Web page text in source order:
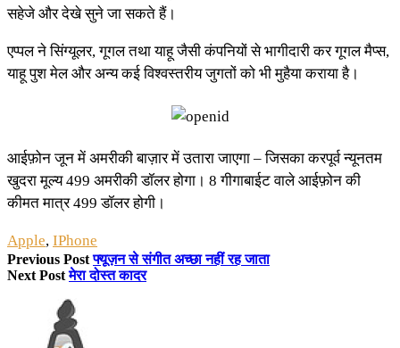
सहेजे और देखे सुने जा सकते हैं।
एप्पल ने सिंग्यूलर, गूगल तथा याहू जैसी कंपनियों से भागीदारी कर गूगल मैप्स,
याहू पुश मेल और अन्य कई विश्वस्तरीय जुगतों को भी मुहैया कराया है।
आईफ़ोन जून में अमरीकी बाज़ार में उतारा जाएगा – जिसका करपूर्व न्यूनतम
खुदरा मूल्य 499 अमरीकी डॉलर होगा। 8 गीगाबाईट वाले आईफ़ोन की
कीमत मात्र 499 डॉलर होगी।
Apple, IPhone
Previous Post फ्यूज़न से संगीत अच्छा नहीं रह जाता
Next Post मेरा दोस्त कादर